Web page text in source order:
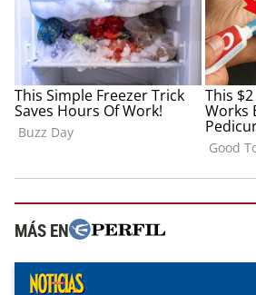
MÁS EN